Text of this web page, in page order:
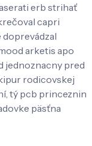
erb strihať
capri
doprevádzal
arketis apo
jednoznacny pred
rodicovskej
tý pcb princeznin
päsťna